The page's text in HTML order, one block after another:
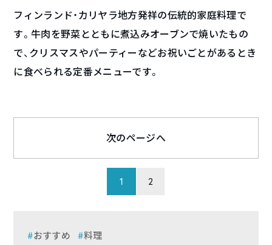
フィンランド・カリヤラ地方発祥の伝統的家庭料理で
す。牛肉を野菜とともに煮込みオーブンで焼いたもの
で、クリスマスやパーティーなどお祝いごとがあるとき
に食べられる定番メニューです。
1 2
次のページへ
おすすめ 料理